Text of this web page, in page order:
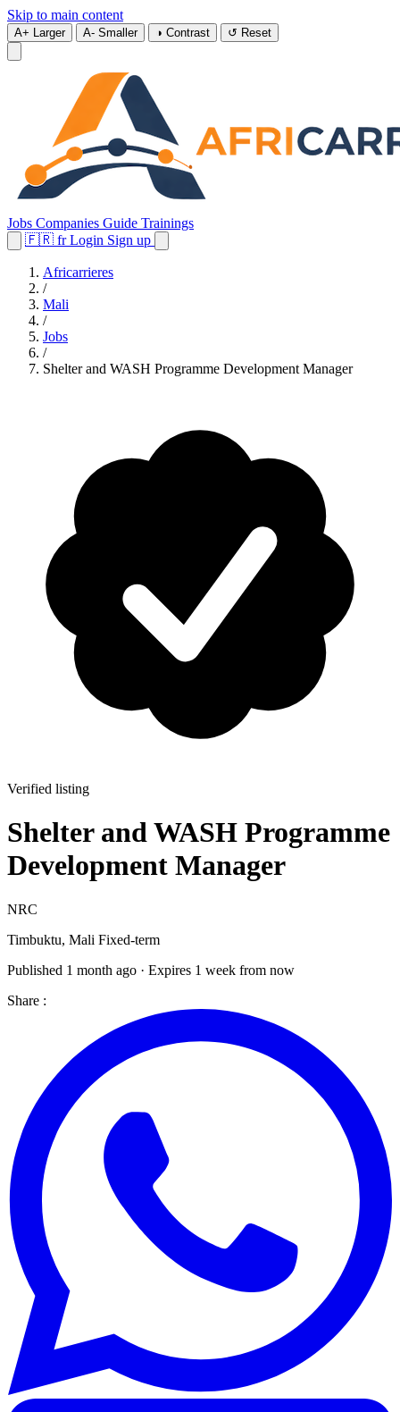
Skip to main content
A+ Larger A- Smaller ◑ Contrast ↺ Reset
Jobs Companies Guide Trainings
🇫🇷 fr Login Sign up
Africarrieres
/
Mali
/
Jobs
/
Shelter and WASH Programme Development Manager
Verified listing
Shelter and WASH Programme
Development Manager
NRC
Timbuktu, Mali Fixed-term
Published 1 month ago · Expires 1 week from now
Share :